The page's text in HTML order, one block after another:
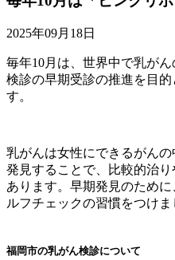
2025年09月18日
毎年10月は、世界中で乳が
検診の早期受診の推進を目
す。
乳がんは女性にできるがん
発見することで、比較的治
あります。早期発見のため
ルフチェックの習慣をつけま
福岡市の乳がん検診について